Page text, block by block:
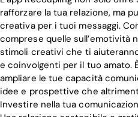
rafforzare la tua relazione, ma
creativa per i tuoi messaggi.
comprese quelle sull’emotività
stimoli creativi che ti
e coinvolgenti per il tuo amato.
ampliare le tue capacità
idee e prospettive che
Investire nella tua